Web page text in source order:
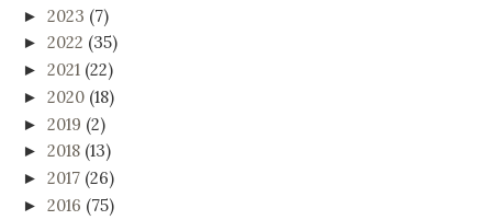
► 2023 (7)
► 2022 (35)
► 2021 (22)
► 2020 (18)
► 2019 (2)
► 2018 (13)
► 2017 (26)
► 2016 (75)